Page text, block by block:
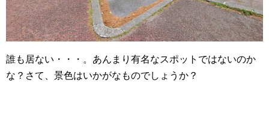
誰も居ない・・・。あんまり有名なスポットではないのか
な？さて、景色はいかがなものでしょうか？